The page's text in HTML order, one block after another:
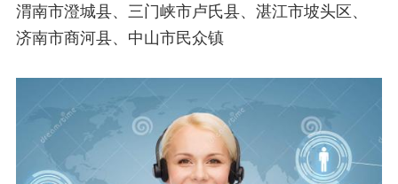
渭南市澄城县、三门峡市卢氏县、湛江市坡头区、
济南市商河县、中山市民众镇